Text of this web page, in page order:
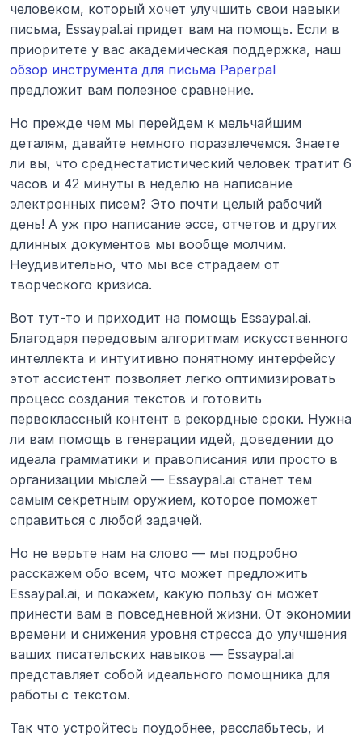
человеком, который хочет улучшить свои навыки
письма, Essaypal.ai придет вам на помощь. Если в
обзор инструмента для письма Paperpal
предложит вам полезное сравнение.
Но прежде чем мы перейдем к мельчайшим
деталям, давайте немного поразвлечемся. Знаете
ли вы, что среднестатистический человек тратит 6
часов и 42 минуты в неделю на написание
электронных писем? Это почти целый рабочий
день! А уж про написание эссе, отчетов и других
длинных документов мы вообще молчим.
Неудивительно, что мы все страдаем от
творческого кризиса.
Вот тут-то и приходит на помощь Essaypal.ai.
Благодаря передовым алгоритмам искусственного
интеллекта и интуитивно понятному интерфейсу
этот ассистент позволяет легко оптимизировать
процесс создания текстов и готовить
первоклассный контент в рекордные сроки. Нужна
ли вам помощь в генерации идей, доведении до
идеала грамматики и правописания или просто в
организации мыслей — Essaypal.ai станет тем
самым секретным оружием, которое поможет
справиться с любой задачей.
Но не верьте нам на слово — мы подробно
расскажем обо всем, что может предложить
Essaypal.ai, и покажем, какую пользу он может
принести вам в повседневной жизни. От экономии
времени и снижения уровня стресса до улучшения
ваших писательских навыков — Essaypal.ai
представляет собой идеального помощника для
работы с текстом.
Так что устройтесь поудобнее, расслабьтесь, и